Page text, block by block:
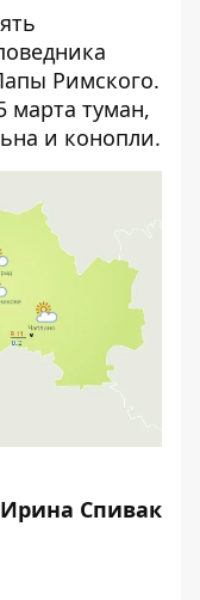
Римского.
марта туман,
и конопли.
Ирина Спивак